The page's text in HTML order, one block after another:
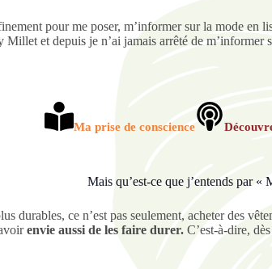
pour me poser, m’informer sur la mode en
Millet et depuis je n’ai jamais arrêté de m’informer
Ma prise de conscience
Mais qu’est-ce que j’entends par «
durables, ce n’est pas seulement, acheter des
envie aussi de les faire durer. C’est-à-dire,